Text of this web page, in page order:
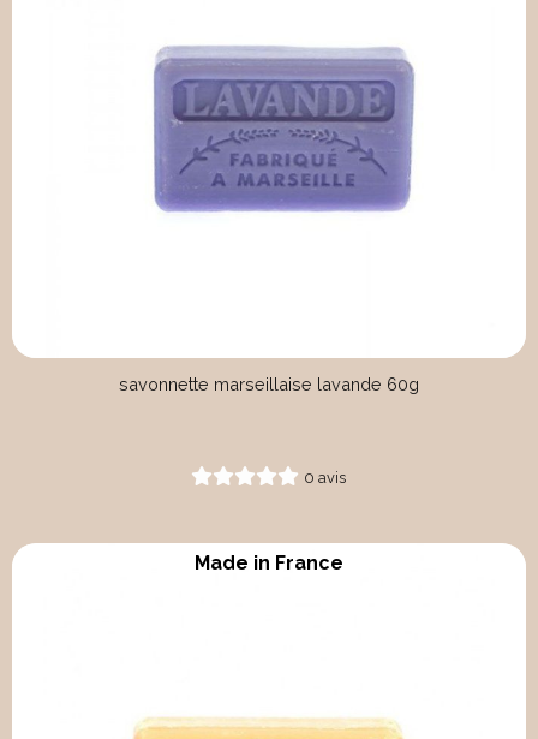
savonnette marseillaise lavande 60g
0 avis
Made in France